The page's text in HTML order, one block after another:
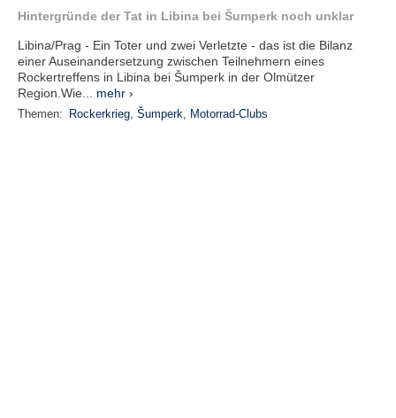
Hintergründe der Tat in Libina bei Šumperk noch unklar
Libina/Prag - Ein Toter und zwei Verletzte - das ist die Bilanz
einer Auseinandersetzung zwischen Teilnehmern eines
Rockertreffens in Libina bei Šumperk in der Olmützer
Region.Wie... mehr ›
Themen: Rockerkrieg, Šumperk, Motorrad-Clubs